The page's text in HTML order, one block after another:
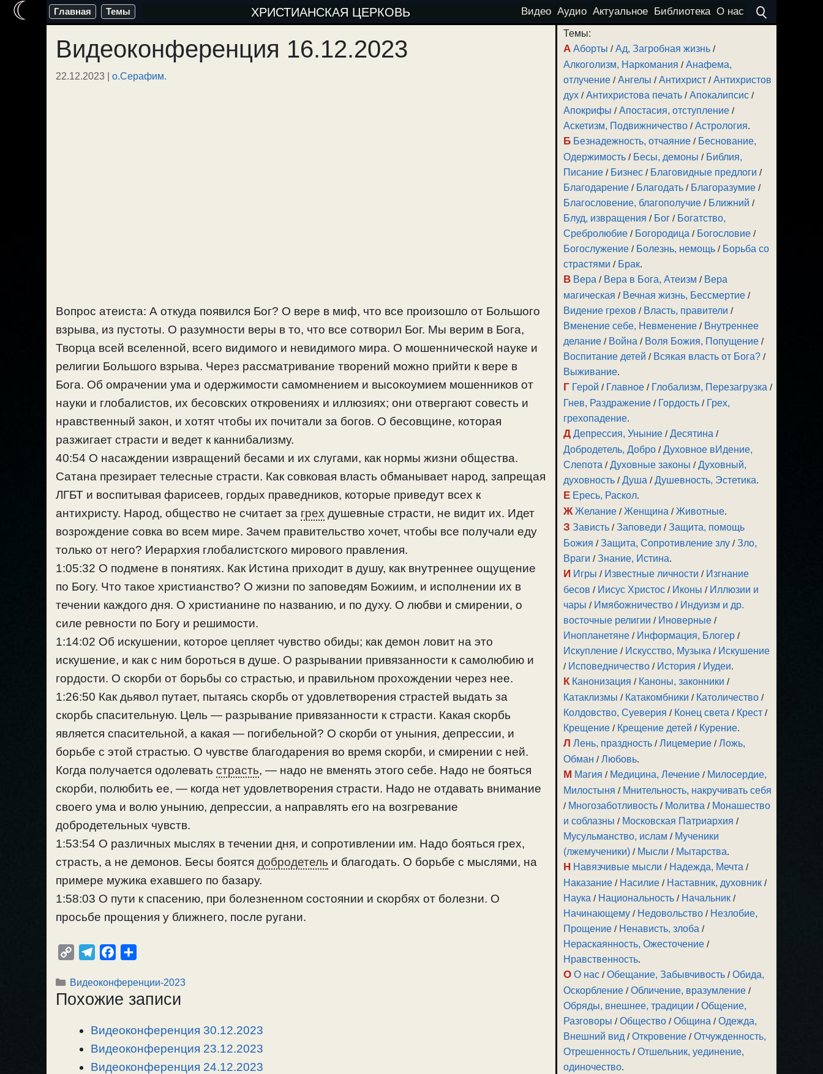
Перейти
содержимому
Главная Темы ХРИСТИАНСКАЯ ЦЕРКОВЬ Видео Аудио Актуальное Библиотека О нас
Видеоконференция 16.12.2023
22.12.2023 | о.Серафим.
Вопрос атеиста: А откуда появился Бог? О вере в миф, что все произошло от Большого
взрыва, из пустоты. О разумности веры в то, что все сотворил Бог. Мы верим в Бога,
Творца всей вселенной, всего видимого и невидимого мира. О мошеннической науке и
религии Большого взрыва. Через рассматривание творений можно прийти к вере в
Бога. Об омрачении ума и одержимости самомнением и высокоумием мошенников от
науки и глобалистов, их бесовских откровениях и иллюзиях; они отвергают совесть и
нравственный закон, и хотят чтобы их почитали за богов. О бесовщине, которая
разжигает страсти и ведет к каннибализму.
40:54 О насаждении извращений бесами и их слугами, как нормы жизни общества.
Сатана презирает телесные страсти. Как совковая власть обманывает народ, запрещая
ЛГБТ и воспитывая фарисеев, гордых праведников, которые приведут всех к
антихристу. Народ, общество не считает за грех душевные страсти, не видит их. Идет
возрождение совка во всем мире. Зачем правительство хочет, чтобы все получали еду
только от него? Иерархия глобалистского мирового правления.
1:05:32 О подмене в понятиях. Как Истина приходит в душу, как внутреннее ощущение
по Богу. Что такое христианство? О жизни по заповедям Божиим, и исполнении их в
течении каждого дня. О христианине по названию, и по духу. О любви и смирении, о
силе ревности по Богу и решимости.
1:14:02 Об искушении, которое цепляет чувство обиды; как демон ловит на это
искушение, и как с ним бороться в душе. О разрывании привязанности к самолюбию и
гордости. О скорби от борьбы со страстью, и правильном прохождении через нее.
1:26:50 Как дьявол путает, пытаясь скорбь от удовлетворения страстей выдать за
скорбь спасительную. Цель — разрывание привязанности к страсти. Какая скорбь
является спасительной, а какая — погибельной? О скорби от уныния, депрессии, и
борьбе с этой страстью. О чувстве благодарения во время скорби, и смирении с ней.
Когда получается одолевать страсть, — надо не вменять этого себе. Надо не бояться
скорби, полюбить ее, — когда нет удовлетворения страсти. Надо не отдавать внимание
своего ума и волю унынию, депрессии, а направлять его на возгревание
добродетельных чувств.
1:53:54 О различных мыслях в течении дня, и сопротивлении им. Надо бояться грех,
страсть, а не демонов. Бесы боятся добродетель и благодать. О борьбе с мыслями, на
примере мужика ехавшего по базару.
1:58:03 О пути к спасению, при болезненном состоянии и скорбях от болезни. О
просьбе прощения у ближнего, после ругани.
p
y
l
e
r
a
m
c
e
o
o
k
п
р
в
и
т
Рубрики
Видеоконференции-2023
Похожие записи
Видеоконференция 30.12.2023
Видеоконференция 23.12.2023
Видеоконференция 24.12.2023
Темы:
А Аборты /Ад, Загробная жизнь /
Алкоголизм, Наркомания /Анафема,
отлучение /Ангелы /Антихрист /Антихристов
дух /Антихристова печать /Апокалипсис /
Апокрифы /Апостасия, отступление /
Аскетизм, Подвижничество /Астрология.
Б Безнадежность, отчаяние / Беснование,
Одержимость / Бесы, демоны / Библия,
Писание / Бизнес / Благовидные предлоги /
Благодарение / Благодать / Благоразумие /
Благословение, благополучие / Ближний /
Блуд, извращения / Бог / Богатство,
Сребролюбие / Богородица / Богословие /
Богослужение / Болезнь, немощь / Борьба со
страстями / Брак.
В Вера / Вера в Бога, Атеизм / Вера
магическая / Вечная жизнь, Бессмертие /
Видение грехов / Власть, правители /
Вменение себе, Невменение / Внутреннее
делание / Война / Воля Божия, Попущение /
Воспитание детей / Всякая власть от Бога? /
Выживание.
Г Герой / Главное / Глобализм, Перезагрузка /
Гнев, Раздражение / Гордость / Грех,
грехопадение.
Д Депрессия, Уныние /Десятина /
Добродетель, Добро /Духовное вИдение,
Слепота /Духовные законы /Духовный,
духовность /Душа /Душевность, Эстетика.
Е Ересь, Раскол.
Ж Желание /Женщина /Животные.
З Зависть /Заповеди /Защита, помощь
Божия /Защита, Сопротивление злу /Зло,
Враги /Знание, Истина.
И Игры / Известные личности / Изгнание
бесов / Иисус Христос / Иконы / Иллюзии и
чары / Имябожничество / Индуизм и др.
восточные религии / Иноверные /
Инопланетяне / Информация, Блогер /
Искупление / Искусство, Музыка / Искушение
/ Исповедничество / История / Иудеи.
К Канонизация / Каноны, законники /
Катаклизмы / Катакомбники / Католичество /
Колдовство, Суеверия / Конец света / Крест /
Крещение / Крещение детей / Курение.
Л Лень, праздность /Лицемерие /Ложь,
Обман /Любовь.
М Магия / Медицина, Лечение / Милосердие,
Милостыня / Мнительность, накручивать себя
/ Многозаботливость / Молитва / Монашество
и соблазны / Московская Патриархия /
Мусульманство, ислам / Мученики
(лжемученики) / Мысли / Мытарства.
Н Навязчивые мысли / Надежда, Мечта /
Наказание / Насилие / Наставник, духовник /
Наука / Национальность / Начальник /
Начинающему / Недовольство / Незлобие,
Прощение / Ненависть, злоба /
Нераскаянность, Ожесточение /
Нравственность.
О О нас /Обещание, Забывчивость /Обида,
Оскорбление /Обличение, вразумление /
Обряды, внешнее, традиции /Общение,
Разговоры /Общество /Община /Одежда,
Внешний вид /Откровение /Отчужденность,
Отрешенность /Отшельник, уединение,
одиночество.
☾